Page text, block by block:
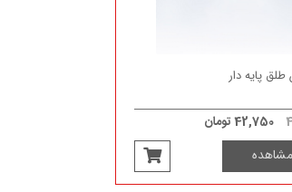
طلق پایه دار
42,750 تومان
مشاهده